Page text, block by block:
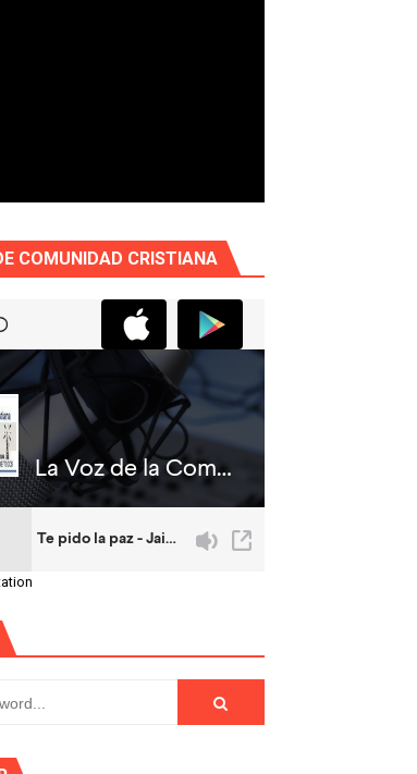
COMUNIDAD CRISTIANA